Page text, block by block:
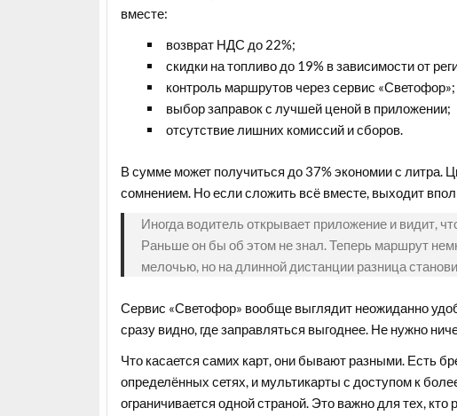
вместе:
возврат НДС до 22%;
скидки на топливо до 19% в зависимости от
контроль маршрутов через сервис «Светофор»;
выбор заправок с лучшей ценой в приложении;
отсутствие лишних комиссий и сборов.
В сумме может получиться до 37% экономии с литра.
сомнением. Но если сложить всё вместе, выходит
Иногда водитель открывает приложение и видит,
Раньше он бы об этом не знал. Теперь маршрут
мелочью, но на длинной дистанции разница
Сервис «Светофор» вообще выглядит неожиданно
сразу видно, где заправляться выгоднее. Не нужно
Что касается самих карт, они бывают разными. Есть
определённых сетях, и мультикарты с доступом к
ограничивается одной страной. Это важно для тех,